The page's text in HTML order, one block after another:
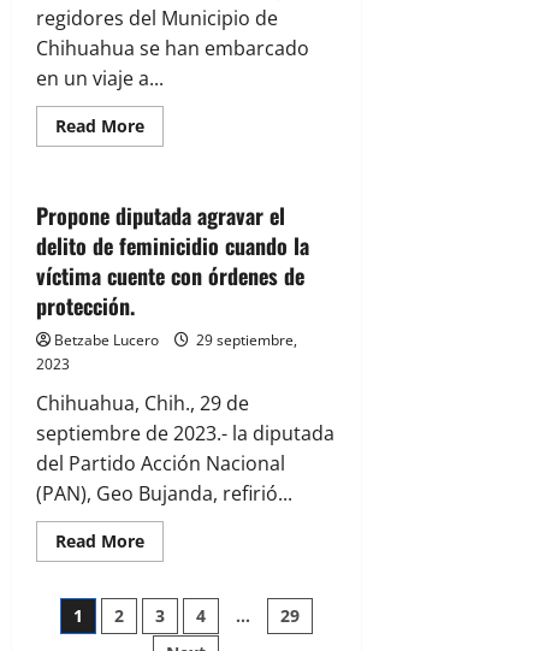
regidores del Municipio de
Chihuahua se han embarcado
en un viaje a...
Read MoreRead
more
transparencia
en
Viaje
a
España
de
locales
Congreso
Propone diputada agravar el
delito de feminicidio cuando la
víctima cuente con órdenes de
protección.
Betzabe Lucero
29 septiembre,
2023
Chihuahua, Chih., 29 de
septiembre de 2023.- la diputada
del Partido Acción Nacional
(PAN), Geo Bujanda, refirió...
Read MoreRead
more
diputada
agravar
el
Paginación
1 2 3 4 …
29